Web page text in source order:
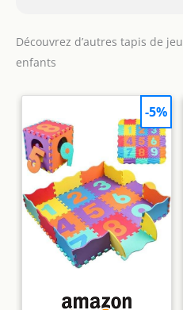
Découvrez d’autres tapis de
enfants
-5%